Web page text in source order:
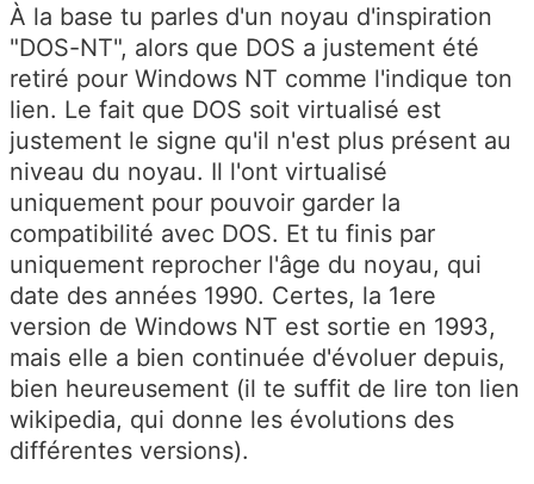
À la base tu parles d'un noyau d'inspiration
"DOS-NT", alors que DOS a justement été
retiré pour Windows NT comme l'indique ton
lien. Le fait que DOS soit virtualisé est
justement le signe qu'il n'est plus présent au
niveau du noyau. Il l'ont virtualisé
uniquement pour pouvoir garder la
compatibilité avec DOS. Et tu finis par
uniquement reprocher l'âge du noyau, qui
date des années 1990. Certes, la 1ere
version de Windows NT est sortie en 1993,
mais elle a bien continuée d'évoluer depuis,
bien heureusement (il te suffit de lire ton lien
wikipedia, qui donne les évolutions des
différentes versions).